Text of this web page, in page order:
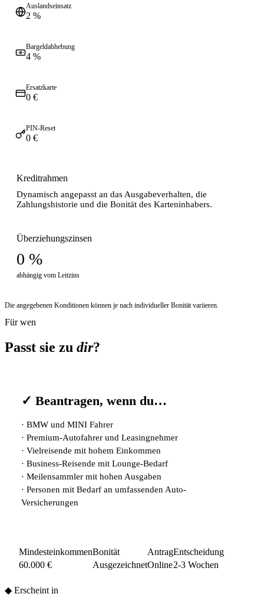
Auslandseinsatz
2 %
Bargeldabhebung
4 %
Ersatzkarte
0 €
PIN-Reset
0 €
Kreditrahmen
Dynamisch angepasst an das Ausgabeverhalten, die
Zahlungshistorie und die Bonität des Karteninhabers.
Überziehungszinsen
0 %
abhängig vom Leitzins
Die angegebenen Konditionen können je nach individueller Bonität variieren.
Für wen
Passt sie zu dir?
✓ Beantragen, wenn du…
· BMW und MINI Fahrer
· Premium-Autofahrer und Leasingnehmer
· Vielreisende mit hohem Einkommen
· Business-Reisende mit Lounge-Bedarf
· Meilensammler mit hohen Ausgaben
· Personen mit Bedarf an umfassenden Auto-
Versicherungen
Mindesteinkommen
60.000 €
Bonität
Ausgezeichnet
Antrag
Online
Entscheidung
2-3 Wochen
◆ Erscheint in